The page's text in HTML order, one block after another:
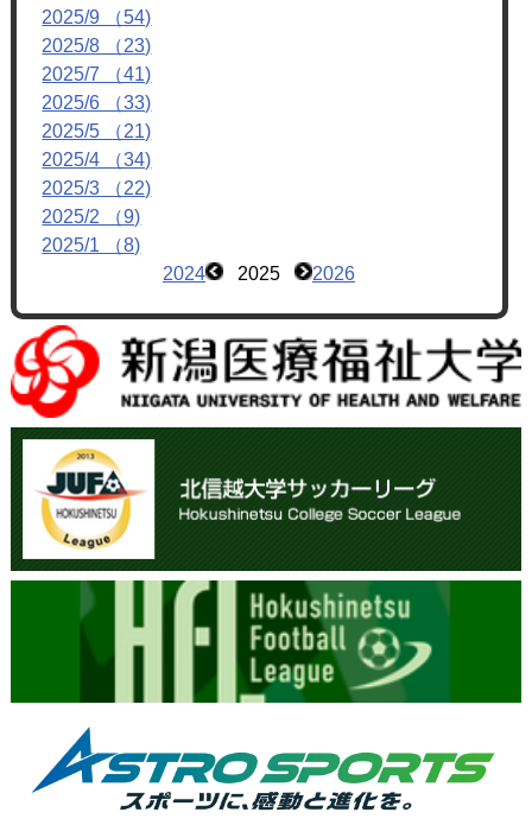
2025/9 （54)
2025/8 （23)
2025/7 （41)
2025/6 （33)
2025/5 （21)
2025/4 （34)
2025/3 （22)
2025/2 （9)
2025/1 （8)
2024
2025 2026